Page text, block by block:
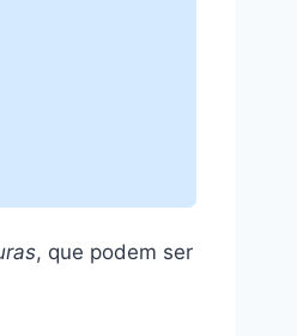
, que podem ser